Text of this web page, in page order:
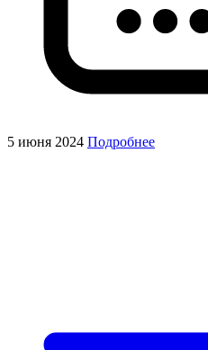
5 июня 2024 Подробнее